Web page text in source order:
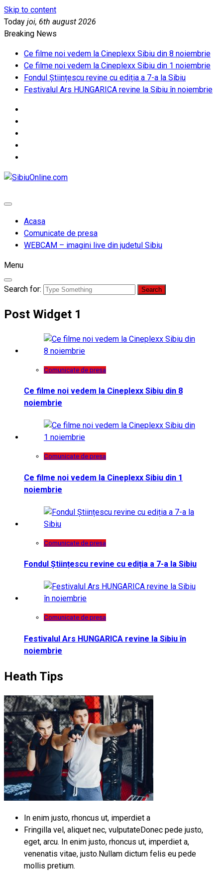
Skip to content
Today joi, 6th august 2026
Breaking News
Ce filme noi vedem la Cineplexx Sibiu din 8 noiembrie
Ce filme noi vedem la Cineplexx Sibiu din 1 noiembrie
Fondul Științescu revine cu ediția a 7-a la Sibiu
Festivalul Ars HUNGARICA revine la Sibiu în noiembrie
Acasa
Comunicate de presa
WEBCAM – imagini live din judetul Sibiu
Menu
Search for:
Post Widget 1
Comunicate de presa
Ce filme noi vedem la Cineplexx Sibiu din 8
noiembrie
Comunicate de presa
Ce filme noi vedem la Cineplexx Sibiu din 1
noiembrie
Comunicate de presa
Fondul Științescu revine cu ediția a 7-a la Sibiu
Comunicate de presa
Festivalul Ars HUNGARICA revine la Sibiu în
noiembrie
Heath Tips
In enim justo, rhoncus ut, imperdiet a
Fringilla vel, aliquet nec, vulputateDonec pede justo,
eget, arcu. In enim justo, rhoncus ut, imperdiet a,
venenatis vitae, justo.Nullam dictum felis eu pede
mollis pretium.